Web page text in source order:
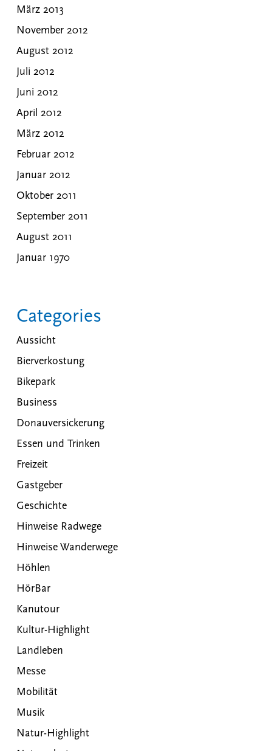
März 2013
November 2012
August 2012
Juli 2012
Juni 2012
April 2012
März 2012
Februar 2012
Januar 2012
Oktober 2011
September 2011
August 2011
Januar 1970
Categories
Aussicht
Bierverkostung
Bikepark
Business
Donauversickerung
Essen und Trinken
Freizeit
Gastgeber
Geschichte
Hinweise Radwege
Hinweise Wanderwege
Höhlen
HörBar
Kanutour
Kultur-Highlight
Landleben
Messe
Mobilität
Musik
Natur-Highlight